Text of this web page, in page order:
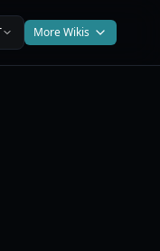
More Wikis